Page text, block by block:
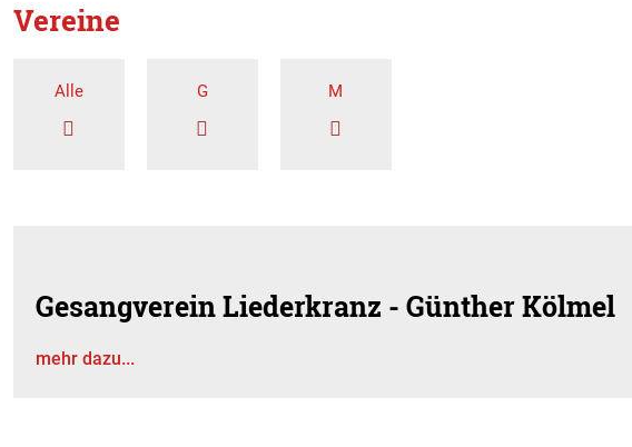
Vereine
Alle G M
Gesangverein Liederkranz - Günther Kölmel
mehr dazu...